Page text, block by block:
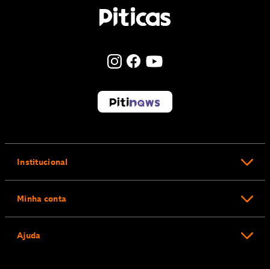
Institucional
Minha conta
Ajuda